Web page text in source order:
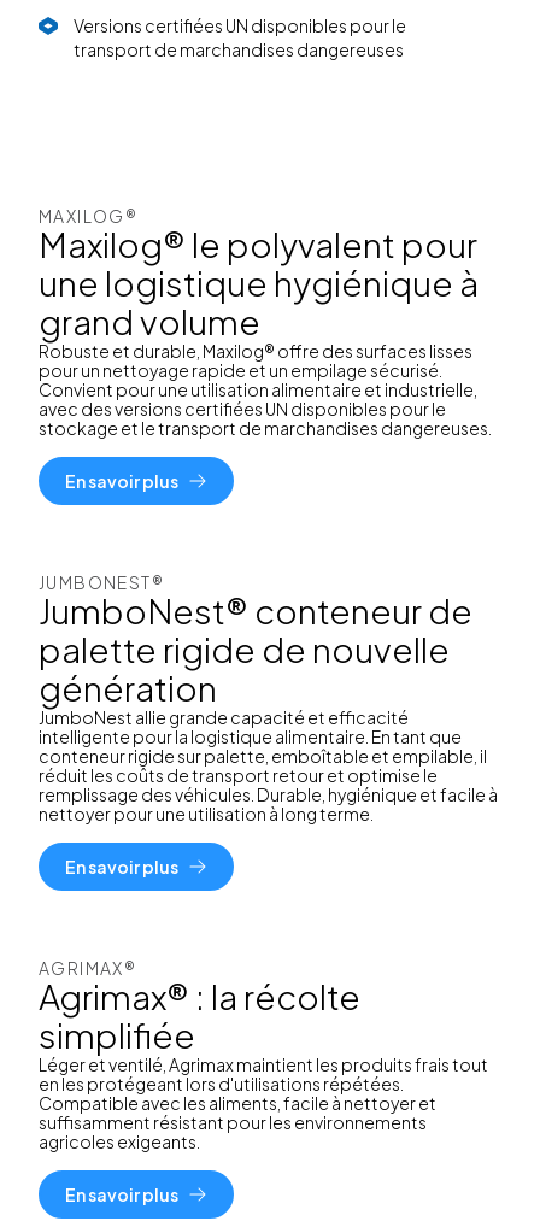
Versions certifiées UN disponibles pour le
transport de marchandises dangereuses
MAXILOG®
Maxilog® le polyvalent pour
une logistique hygiénique à
grand volume
Robuste et durable, Maxilog® offre des surfaces lisses
pour un nettoyage rapide et un empilage sécurisé.
Convient pour une utilisation alimentaire et industrielle,
avec des versions certifiées UN disponibles pour le
stockage et le transport de marchandises dangereuses.
En savoir plus
JUMBONEST®
JumboNest® conteneur de
palette rigide de nouvelle
génération
JumboNest allie grande capacité et efficacité
intelligente pour la logistique alimentaire. En tant que
conteneur rigide sur palette, emboîtable et empilable, il
réduit les coûts de transport retour et optimise le
remplissage des véhicules. Durable, hygiénique et facile à
nettoyer pour une utilisation à long terme.
En savoir plus
AGRIMAX®
Agrimax® : la récolte
simplifiée
Léger et ventilé, Agrimax maintient les produits frais tout
en les protégeant lors d'utilisations répétées.
Compatible avec les aliments, facile à nettoyer et
suffisamment résistant pour les environnements
agricoles exigeants.
En savoir plus